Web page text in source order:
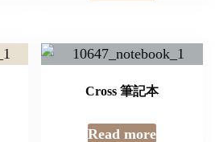
Cross 筆記本
Read more